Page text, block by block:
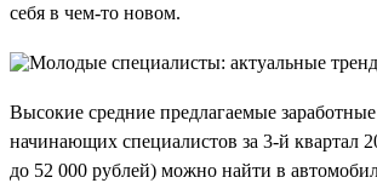
себя в чем-то новом.
Высокие средние предлагаемые
начинающих специалистов за 3-й квартал
до 52 000 рублей) можно найти в